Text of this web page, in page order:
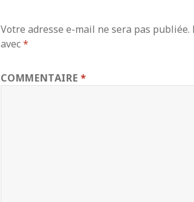
Votre adresse e-mail ne sera pas publiée.
avec*
COMMENTAIRE*